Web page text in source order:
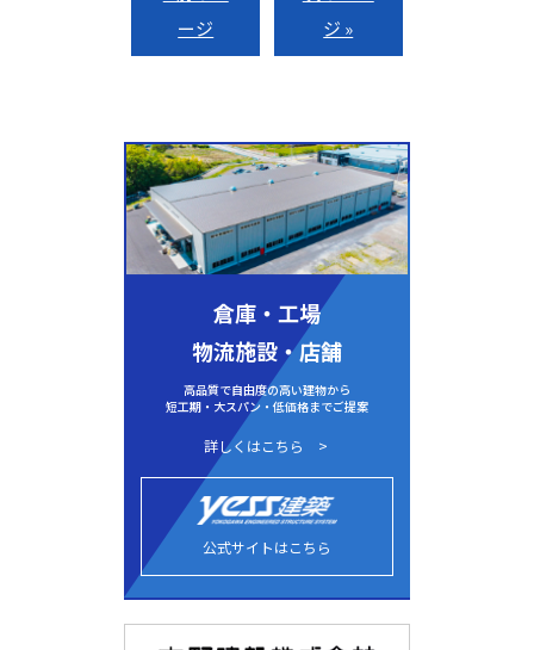
ージ
ジ »
倉庫・工場
物流施設・店舗
高品質で自由度の高い建物から
短工期・大スパン・低価格までご提案
詳しくはこちら
公式サイトはこちら